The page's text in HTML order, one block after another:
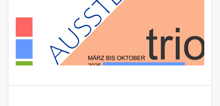
Datenschutzerklärung
dem
.